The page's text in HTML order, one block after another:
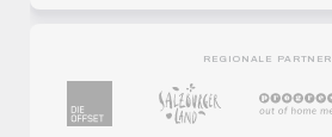
REGIONALE PARTNER